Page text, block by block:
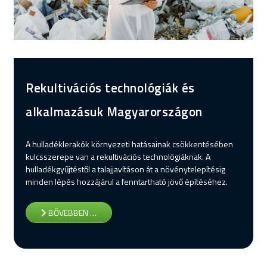
Rekultivációs technológiák és
alkalmazásuk Magyarországon
A hulladéklerakók környezeti hatásainak csökkentésében
kulcsszerepe van a rekultivációs technológiáknak. A
hulladékgyűjtéstől a talajjavításon át a növénytelepítésig
minden lépés hozzájárul a fenntartható jövő építéséhez.
BŐVEBBEN …